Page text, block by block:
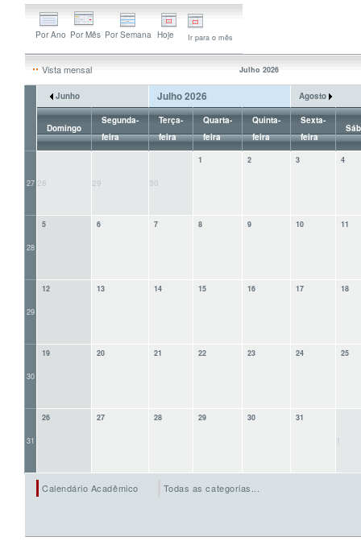
Ir para o mês
Vista mensal Julho 2026
Junho Julho 2026 Agosto
Domingo
Segunda-
feira
Terça-
feira
Quarta-
feira
Quinta-
feira
Sexta-
feira
27 28 29 30
1 2 3 4
28
5 6 7 8 9 10 11
29
12 13 14 15 16 17 18
30
19 20 21 22 23 24 25
31
26 27 28 29 30 31
1
Calendário Acadêmico Todas as categorias...